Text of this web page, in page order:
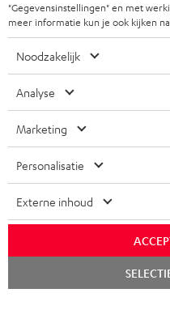
SPEAKERS
ULTIMA
IN-EAR
FANSHOP
NIEUWKOMERS
TEUFEL VOORDELEN
TEUFEL STORY
MANAGEMENT
DUURZAAMHEID
NORMEN EN WAARDES
KADOBON
FRANKRIJK
POLEN
SPANJE
USA
'Kennelijke' (typ)fouten
accessoires zijn niet bij de levering
Disclaimer Algemene
EU
"Gegevensinstellingen" en met
meer informatie kun je ook kijken
Noodzakelijk
Analyse
Marketing
Personalisatie
Externe inhoud